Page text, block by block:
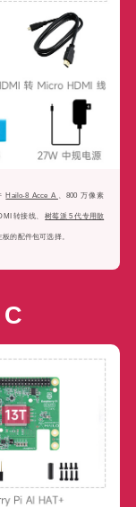
Hailo-8 Acce A 、800 万像素
转接线、树莓派 5 代专用散
的配件包可选择。